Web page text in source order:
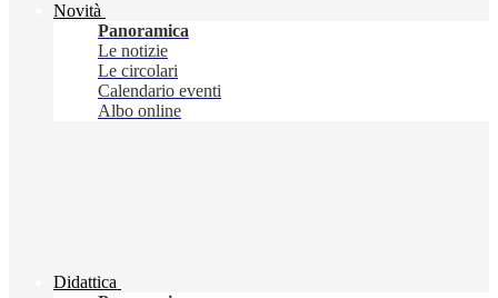
Novità
Panoramica
Le notizie
Le circolari
Calendario eventi
Albo online
Didattica